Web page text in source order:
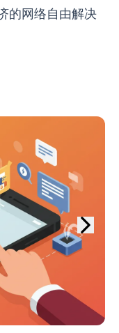
的网络自由解决